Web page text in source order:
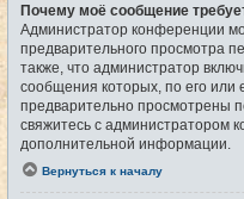
Почему моё сообщение
Администратор конференции
предварительного просмотра
также, что администратор
сообщения которых, по его
предварительно просмотрены
свяжитесь с администратором
дополнительной информации.
Вернуться к началу